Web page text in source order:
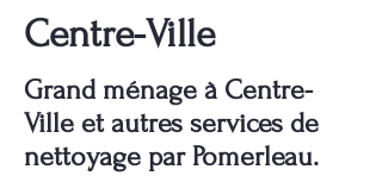
Centre-Ville
Grand ménage à Centre-
Ville et autres services de
nettoyage par Pomerleau.